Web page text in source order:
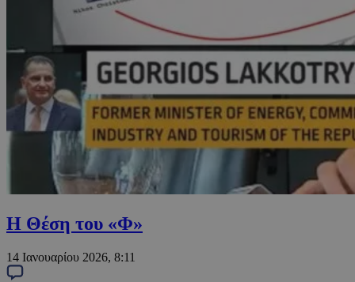
Η Θέση του «Φ»
14 Ιανουαρίου 2026, 8:11